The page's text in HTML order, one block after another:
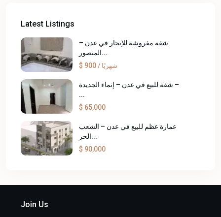
Latest Listings
شقة مفروشة للإيجار في عدن –
المنصور...
$ 900
/ شهريًا
شقة للبيع في عدن – إنماء الجديدة –
...
$ 65,000
عمارة عظم للبيع في عدن – الشعب
الحر...
$ 90,000
Join Us